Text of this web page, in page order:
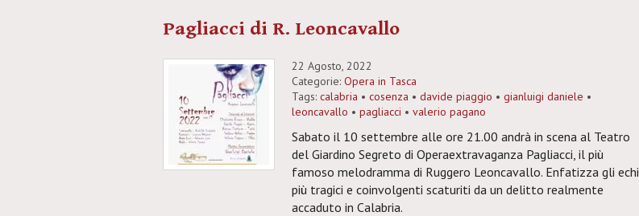
Pagliacci di R. Leoncavallo
22 Agosto, 2022
Categorie: Opera in Tasca
Tags: calabria • cosenza • davide piaggio • gianluigi daniele •
leoncavallo • pagliacci • valerio pagano
Sabato il 10 settembre alle ore 21.00 andrà in scena al Teatro
del Giardino Segreto di Operaextravaganza Pagliacci, il più
famoso melodramma di Ruggero Leoncavallo. Enfatizza gli echi
più tragici e coinvolgenti scaturiti da un delitto realmente
accaduto in Calabria.